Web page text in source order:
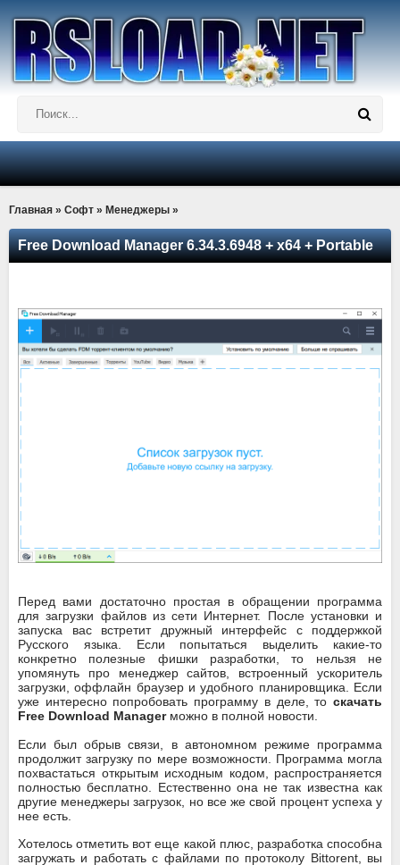
Главная » Софт » Менеджеры »
Free Download Manager 6.34.3.6948 + x64 + Portable
Перед вами достаточно простая в обращении программа
для загрузки файлов из сети Интернет. После установки и
запуска вас встретит дружный интерфейс с поддержкой
Русского языка. Если попытаться выделить какие-то
конкретно полезные фишки разработки, то нельзя не
упомянуть про менеджер сайтов, встроенный ускоритель
загрузки, оффлайн браузер и удобного планировщика. Если
уже интересно попробовать программу в деле, то скачать
Free Download Managerможно в полной новости.
Если был обрыв связи, в автономном режиме программа
продолжит загрузку по мере возможности. Программа могла
похвастаться открытым исходным кодом, распространяется
полностью бесплатно. Естественно она не так известна как
другие менеджеры загрузок, но все же свой процент успеха у
нее есть.
Хотелось отметить вот еще какой плюс, разработка способна
загружать и работать с файлами по протоколу Bittorent, вы